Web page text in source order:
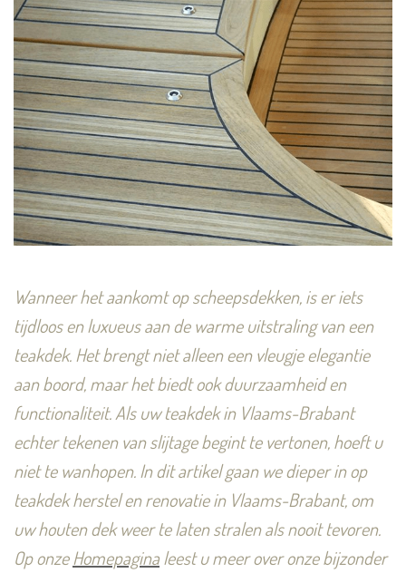
Wanneer het aankomt op scheepsdekken, is er iets
tijdloos en luxueus aan de warme uitstraling van een
teakdek. Het brengt niet alleen een vleugje elegantie
aan boord, maar het biedt ook duurzaamheid en
functionaliteit. Als uw teakdek in Vlaams-Brabant
echter tekenen van slijtage begint te vertonen, hoeft u
niet te wanhopen. In dit artikel gaan we dieper in op
teakdek herstel en renovatie in Vlaams-Brabant, om
uw houten dek weer te laten stralen als nooit tevoren.
Op onzeHomepaginaleest u meer over onze bijzonder